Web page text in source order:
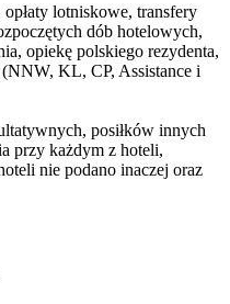
lotniskowe, transfery
dób hotelowych,
opiekę polskiego rezydenta,
KL, CP, Assistance i
posiłków innych
przy każdym z hoteli,
nie podano inaczej oraz